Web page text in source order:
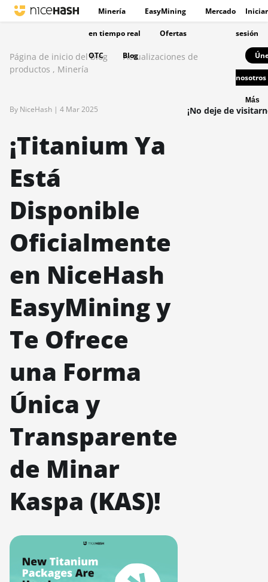
Minería EasyMining Mercado
en tiempo real Ofertas
OTC Blog
Iniciar
sesión
nosotros
Más
Página de inicio del blog
Actualizaciones de
productos , Minería
By NiceHash | 4 Mar 2025
¡Titanium Ya
Está
Disponible
Oficialmente
en NiceHash
EasyMining y
Te Ofrece
una Forma
Única y
Transparente
de Minar
Kaspa (KAS)!
¡No deje de